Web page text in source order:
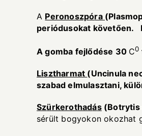
A Peronoszpóra
periódusokat követően.
A gomba fejlődése 30 C0
Lisztharmat (Uncinula
szabad elmulasztani, külö
Szürkerothadás(Botrytis
sérült bogyokon okozhat